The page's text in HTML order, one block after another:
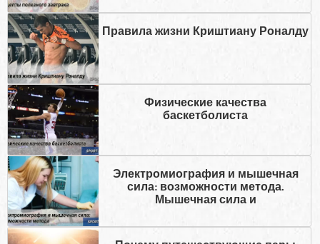
Правила жизни Криштиану Роналду
Физические качества
баскетболиста
Электромиография и мышечная
сила: возможности метода.
Мышечная сила и